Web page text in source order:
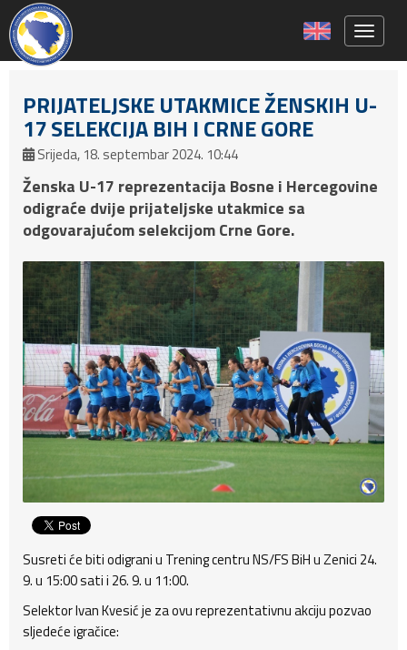
PRIJATELJSKE UTAKMICE ŽENSKIH U-
17 SELEKCIJA BIH I CRNE GORE
Srijeda, 18. septembar 2024. 10:44
Ženska U-17 reprezentacija Bosne i Hercegovine
odigraće dvije prijateljske utakmice sa
odgovarajućom selekcijom Crne Gore.
Susreti će biti odigrani u Trening centru NS/FS BiH u Zenici 24.
9. u 15:00 sati i 26. 9. u 11:00.
Selektor Ivan Kvesić je za ovu reprezentativnu akciju pozvao
sljedeće igračice: